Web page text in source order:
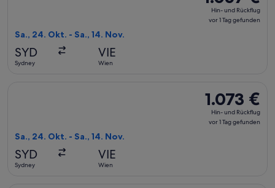
Hin-
und
Hin- und Rückflug
vor 1 Tag gefunden
Sa., 24. Okt. - Sa., 14. Nov.
SYD
Sydney
VIE
Wien
1.073 €
Hin-
und
1.073 €
Hin- und Rückflug
vor 1 Tag gefunden
Sa., 24. Okt. - Sa., 14. Nov.
SYD
Sydney
VIE
Wien